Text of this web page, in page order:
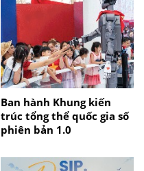
Ban hành Khung kiến
trúc tổng thể quốc gia số
phiên bản 1.0